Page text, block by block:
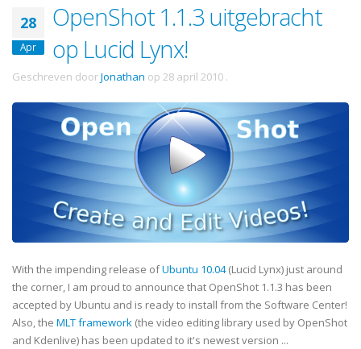
28
Apr
OpenShot 1.1.3 uitgebracht
op Lucid Lynx!
Geschreven doorJonathan op 28 april 2010 .
With the impending release ofUbuntu 10.04(Lucid Lynx) just around
the corner, I am proud to announce that OpenShot 1.1.3 has been
accepted by Ubuntu and is ready to install from the Software Center!
Also, the MLT framework (the video editing library used by OpenShot
and Kdenlive) has been updated to it's newest version ...